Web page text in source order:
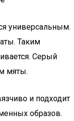
универсальным.
Таким
Серый
мяты.
и подходит
образов.